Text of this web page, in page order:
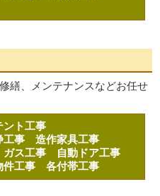
繕、メンテナンスなどお任せ
ント工事
工事造作家具工事
ガス工事
自動ドア工事
件工事各付帯工事